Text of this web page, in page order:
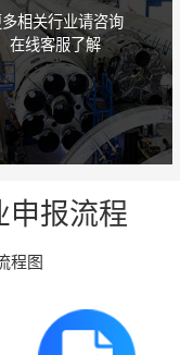
相关行业请咨询
在线客服了解
申报流程
程图